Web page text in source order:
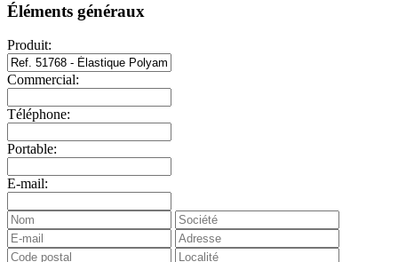
Éléments généraux
Produit:
Commercial:
Téléphone:
Portable:
E-mail: